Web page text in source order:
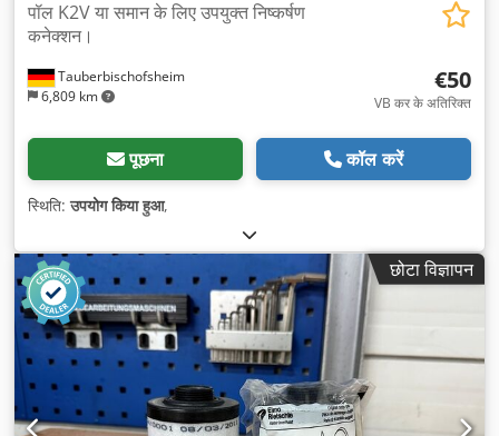
Tauberbischofsheim
6,809 km
पॉल K2V या समान के लिए उपयुक्त निष्कर्षण
कनेक्शन।
€50
VB कर के अतिरिक्त
पूछना कॉल करें
स्थिति:उपयोग किया हुआ,
छोटा विज्ञापन